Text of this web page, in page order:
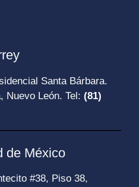
Santa Bárbara.
Nuevo León. Tel: (81)
de México
#38, Piso 38,